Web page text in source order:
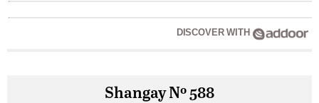
DISCOVER WITH
Shangay Nº 588